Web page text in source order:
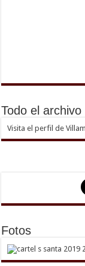
Todo el
Visita el perfil de
Fotos